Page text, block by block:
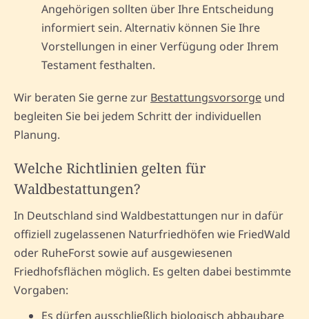
Angehörigen sollten über Ihre Entscheidung
informiert sein. Alternativ können Sie Ihre
Vorstellungen in einer Verfügung oder Ihrem
Testament festhalten.
Wir beraten Sie gerne zur Bestattungsvorsorge und
begleiten Sie bei jedem Schritt der individuellen
Planung.
Welche Richtlinien gelten für
Waldbestattungen?
In Deutschland sind Waldbestattungen nur in dafür
offiziell zugelassenen Naturfriedhöfen wie FriedWald
oder RuheForst sowie auf ausgewiesenen
Friedhofsflächen möglich. Es gelten dabei bestimmte
Vorgaben:
Es dürfen ausschließlich biologisch abbaubare